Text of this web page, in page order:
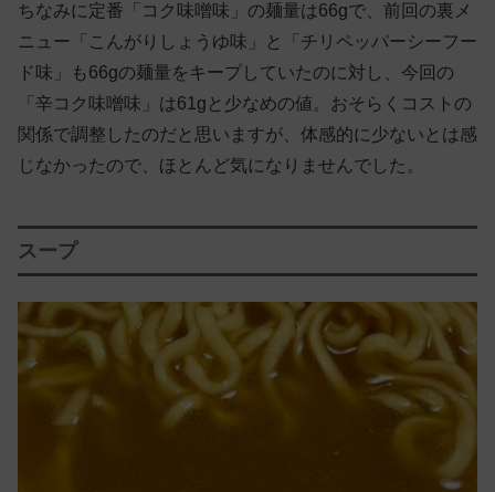
ちなみに定番「コク味噌味」の麺量は66gで、前回の裏メ
ニュー「こんがりしょうゆ味」と「チリペッパーシーフー
ド味」も66gの麺量をキープしていたのに対し、今回の
「辛コク味噌味」は61gと少なめの値。おそらくコストの
関係で調整したのだと思いますが、体感的に少ないとは感
じなかったので、ほとんど気になりませんでした。
スープ